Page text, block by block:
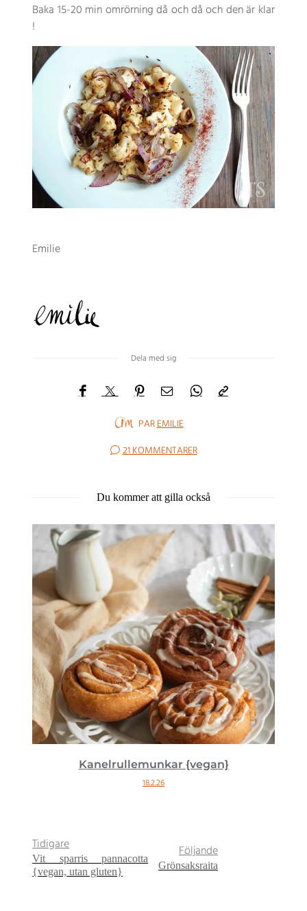
Baka 15-20 min omrörning då och då och den är klar
!
Emilie
Dela med sig
PAREMILIE
21 KOMMENTARER
Du kommer att gilla också
Kanelrullemunkar {vegan}
18.2.26
Tidigare
Vit sparris pannacotta
{vegan, utan gluten}
Följande
Grönsaksraita